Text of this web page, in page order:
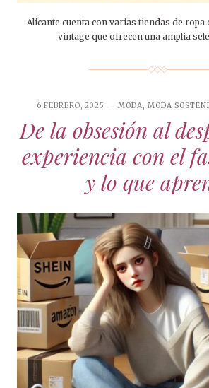
Alicante cuenta con varias tiendas de ropa
vintage que ofrecen una amplia
6 FEBRERO, 2025 MODA, MODA
De la obsesión al
experiencia con el
y lo que